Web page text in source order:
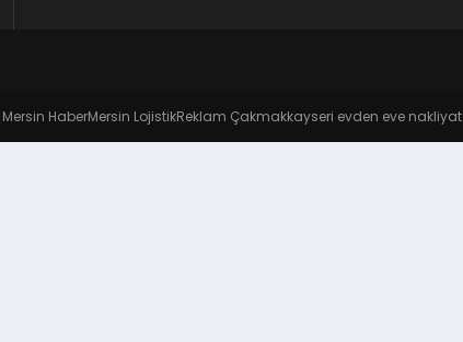
Mersin HaberMersin LojistikReklam Çakmakkayseri evden eve nakliyat